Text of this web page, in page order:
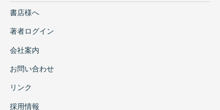
書店様へ
著者ログイン
会社案内
お問い合わせ
リンク
採用情報